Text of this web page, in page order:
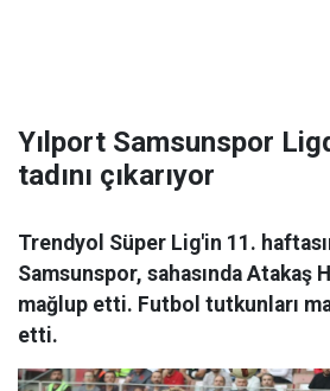
Yılport Samsunspor
tadını çıkarıyor
Trendyol Süper Lig'in 11.
Samsunspor, sahasında Atakaş
mağlup etti. Futbol tutkunları
etti.